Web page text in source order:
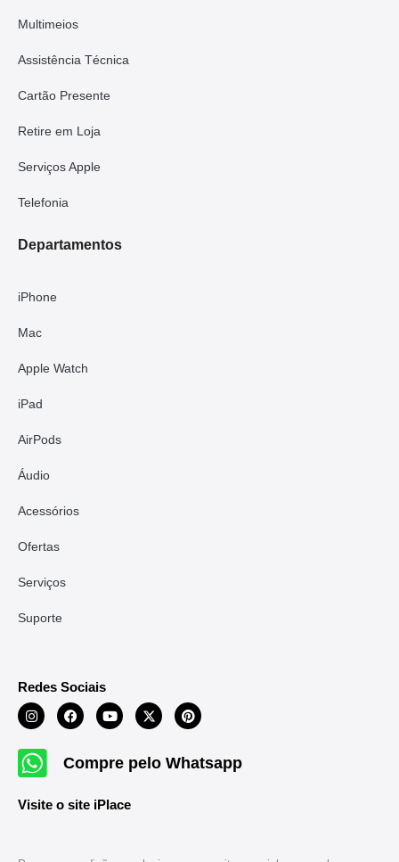
Multimeios
Assistência Técnica
Cartão Presente
Retire em Loja
Serviços Apple
Telefonia
Departamentos
iPhone
Mac
Apple Watch
iPad
AirPods
Áudio
Acessórios
Ofertas
Serviços
Suporte
Redes Sociais
Compre pelo Whatsapp
Visite o site iPlace